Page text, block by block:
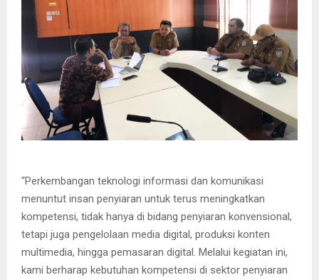
“Perkembangan teknologi informasi dan komunikasi
menuntut insan penyiaran untuk terus meningkatkan
kompetensi, tidak hanya di bidang penyiaran konvensional,
tetapi juga pengelolaan media digital, produksi konten
multimedia, hingga pemasaran digital. Melalui kegiatan ini,
kami berharap kebutuhan kompetensi di sektor penyiaran